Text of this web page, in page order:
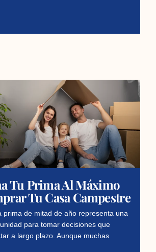
Tu Prima Al Máximo
Tu Casa Campestre
prima de mitad de año representa una
para tomar decisiones que
a largo plazo. Aunque muchas